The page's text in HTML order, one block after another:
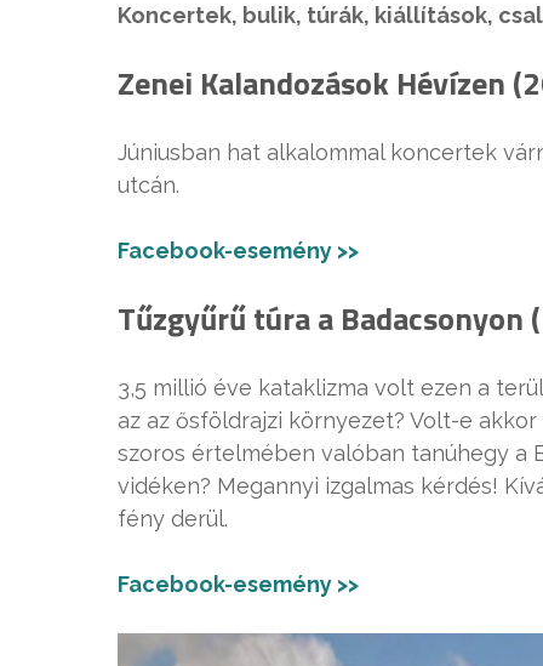
Koncertek, bulik, túrák, kiállítások,
Zenei Kalandozások Hévízen
Júniusban hat alkalommal koncertek
utcán.
Facebook-esemény >>
Tűzgyűrű túra a Badacsonyon
3,5 millió éve kataklizma volt ezen a
az az ősföldrajzi környezet? Volt-e
szoros értelmében valóban tanúhegy a
vidéken? Megannyi izgalmas kérdés!
fény derül.
Facebook-esemény >>